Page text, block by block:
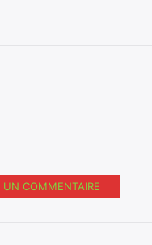
UN COMMENTAIRE